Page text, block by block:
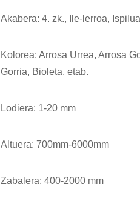
Akabera: 4. zk., Ile-lerroa,
Kolorea: Arrosa Urrea, Arrosa
Gorria, Bioleta, etab.
Lodiera: 1-20 mm
Altuera: 700mm-6000mm
Zabalera: 400-2000 mm